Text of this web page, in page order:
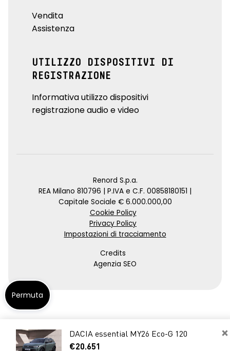
×
DACIA essential MY26 Eco-G 120
€20.651
Vendita
Assistenza
UTILIZZO DISPOSITIVI DI
REGISTRAZIONE
Informativa utilizzo dispositivi
registrazione audio e video
Renord S.p.a.
REA Milano 810796 | P.IVA e C.F. 00858180151 |
Capitale Sociale € 6.000.000,00
Cookie Policy
Privacy Policy
Impostazioni di tracciamento
Credits
Agenzia SEO
Permuta